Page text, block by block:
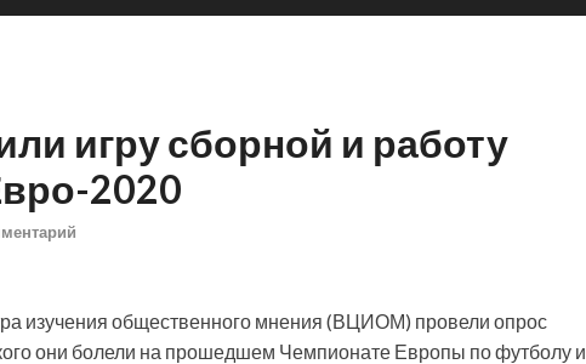
игру сборной и работу
2020
изучения общественного мнения (ВЦИОМ) провели опрос
они болели на прошедшем Чемпионате Европы по футболу и